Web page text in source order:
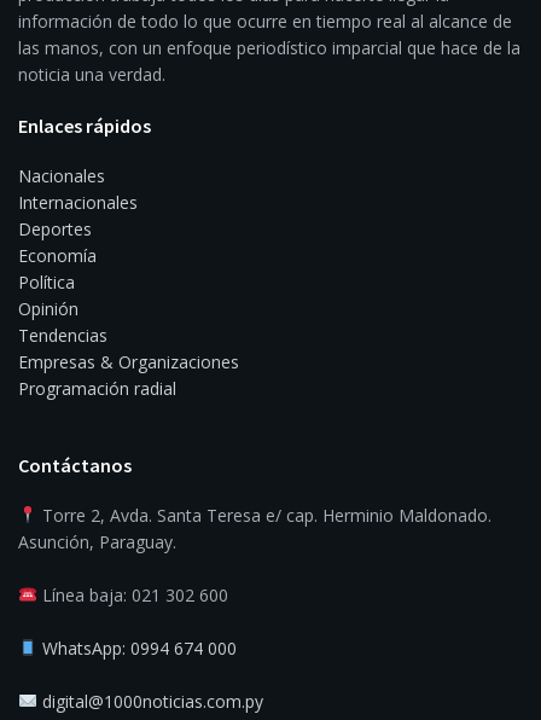
información de todo lo que ocurre en tiempo real al alcance de
las manos, con un enfoque periodístico imparcial que hace de la
noticia una verdad.
Enlaces rápidos
Nacionales
Internacionales
Deportes
Economía
Política
Opinión
Tendencias
Empresas & Organizaciones
Programación radial
Contáctanos
Torre 2, Avda. Santa Teresa e/ cap. Herminio Maldonado.
Asunción, Paraguay.
Línea baja: 021 302 600
WhatsApp: 0994 674 000
digital@1000noticias.com.py